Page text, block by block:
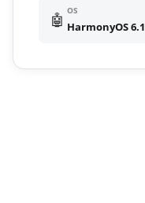
🤖 OS
HarmonyOS 6.1